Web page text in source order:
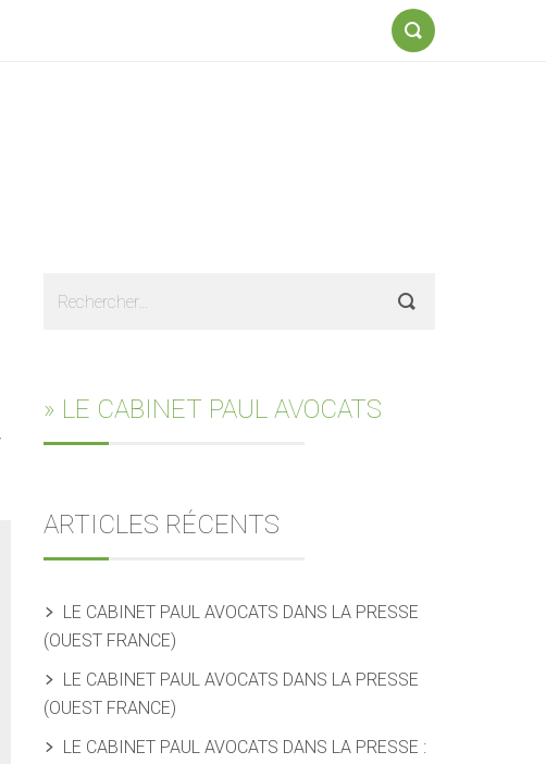
Sidebar
» LE CABINET PAUL AVOCATS
ARTICLES RÉCENTS
LE CABINET PAUL AVOCATS DANS LA PRESSE
(OUEST FRANCE)
LE CABINET PAUL AVOCATS DANS LA PRESSE
(OUEST FRANCE)
LE CABINET PAUL AVOCATS DANS LA PRESSE :